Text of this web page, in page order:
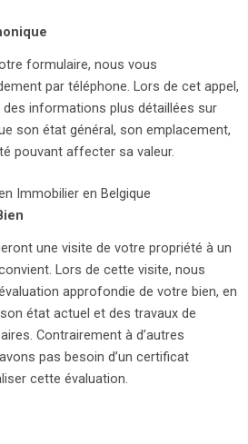
formulaire, nous vous
par téléphone. Lors de cet appel,
informations plus détaillées sur
son état général, son emplacement,
pouvant affecter sa valeur.
Immobilier en Belgique
une visite de votre propriété à un
Lors de cette visite, nous
approfondie de votre bien, en
état actuel et des travaux de
Contrairement à d’autres
pas besoin d’un certificat
cette évaluation.